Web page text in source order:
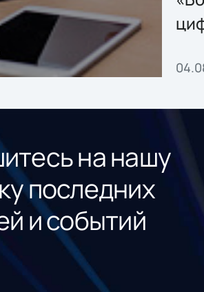
на нашу
последних
и событий